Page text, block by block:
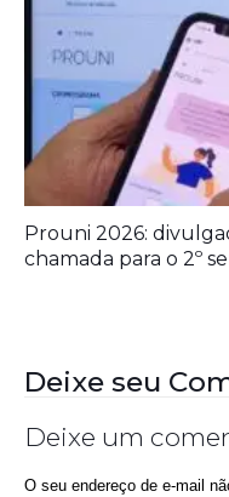
Prouni 2026:
chamada para o 2º
Deixe seu
Deixe um
O seu endereço de e-mail